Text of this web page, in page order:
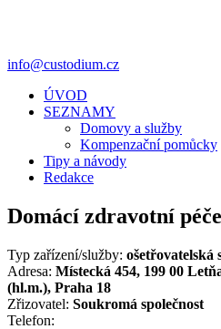
info@custodium.cz
ÚVOD
SEZNAMY
Domovy a služby
Kompenzační pomůcky
Tipy a návody
Redakce
Domácí zdravotní
Typ zařízení/služby: ošetřovatelská
Adresa: Místecká 454, 199 00
(hl.m.), Praha 18
Zřizovatel: Soukromá společnost
Telefon: